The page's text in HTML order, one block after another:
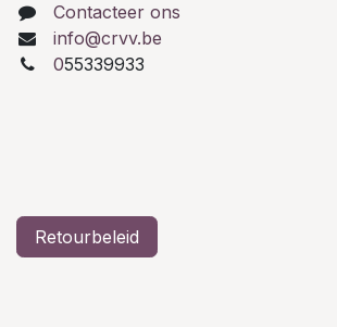
Contacteer ons
info@crvv.be
055339933
Retourbeleid